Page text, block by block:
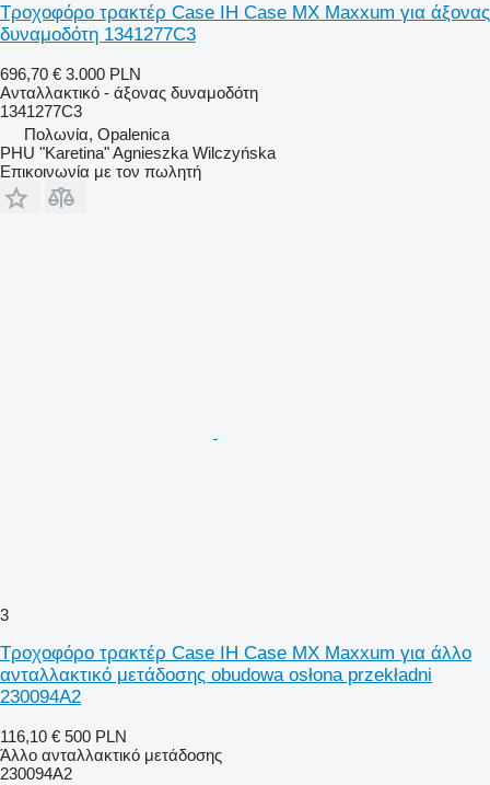
Τροχοφόρο τρακτέρ Case IH Case MX Maxxum για άξονας
δυναμοδότη 1341277C3
696,70 € 3.000 PLN
Ανταλλακτικό - άξονας δυναμοδότη
1341277C3
Πολωνία, Opalenica
PHU "Karetina" Agnieszka Wilczyńska
Επικοινωνία με τον πωλητή
3
Τροχοφόρο τρακτέρ Case IH Case MX Maxxum για άλλο
ανταλλακτικό μετάδοσης obudowa osłona przekładni
230094A2
116,10 € 500 PLN
Άλλο ανταλλακτικό μετάδοσης
230094A2